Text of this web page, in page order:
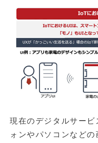
現在のデジタルサー
ォンやパソコンなど